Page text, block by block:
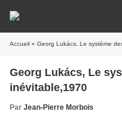
Accueil » Georg Lukács, Le système
Georg Lukács, Le
inévitable,1970
Par Jean-Pierre Morbois